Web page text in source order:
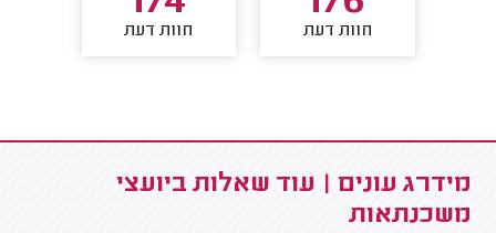
חוות דעת חוות דעת
מידרג עונים | עוד שאלות ביועצי
משכנתאות